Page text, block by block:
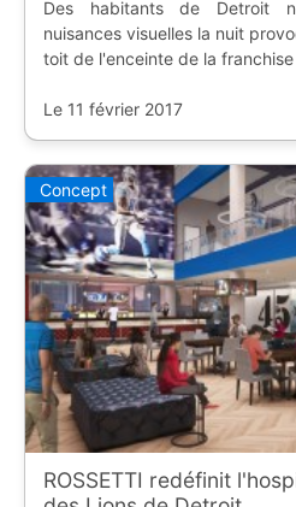
Des habitants de Detroit
nuisances visuelles la nuit
toit de l'enceinte de la
Le 11 février 2017
Concept
ROSSETTI redéfinit